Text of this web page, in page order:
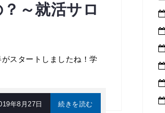
～就活サロ
スタートしましたね！学
年8月27日 続きを読む